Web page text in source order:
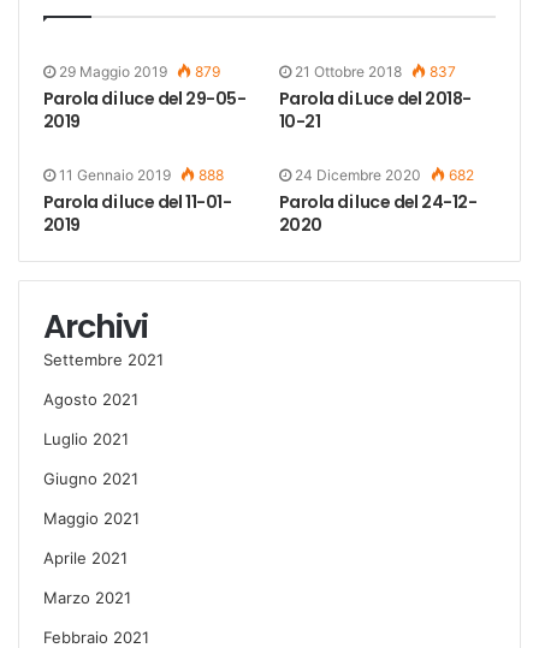
29 Maggio 2019 879
Parola di luce del 29-05-
2019
21 Ottobre 2018 837
Parola di Luce del 2018-
10-21
11 Gennaio 2019 888
Parola di luce del 11-01-
2019
24 Dicembre 2020 682
Parola di luce del 24-12-
2020
Archivi
Settembre 2021
Agosto 2021
Luglio 2021
Giugno 2021
Maggio 2021
Aprile 2021
Marzo 2021
Febbraio 2021